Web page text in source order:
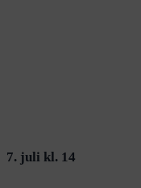
7. juli kl. 14